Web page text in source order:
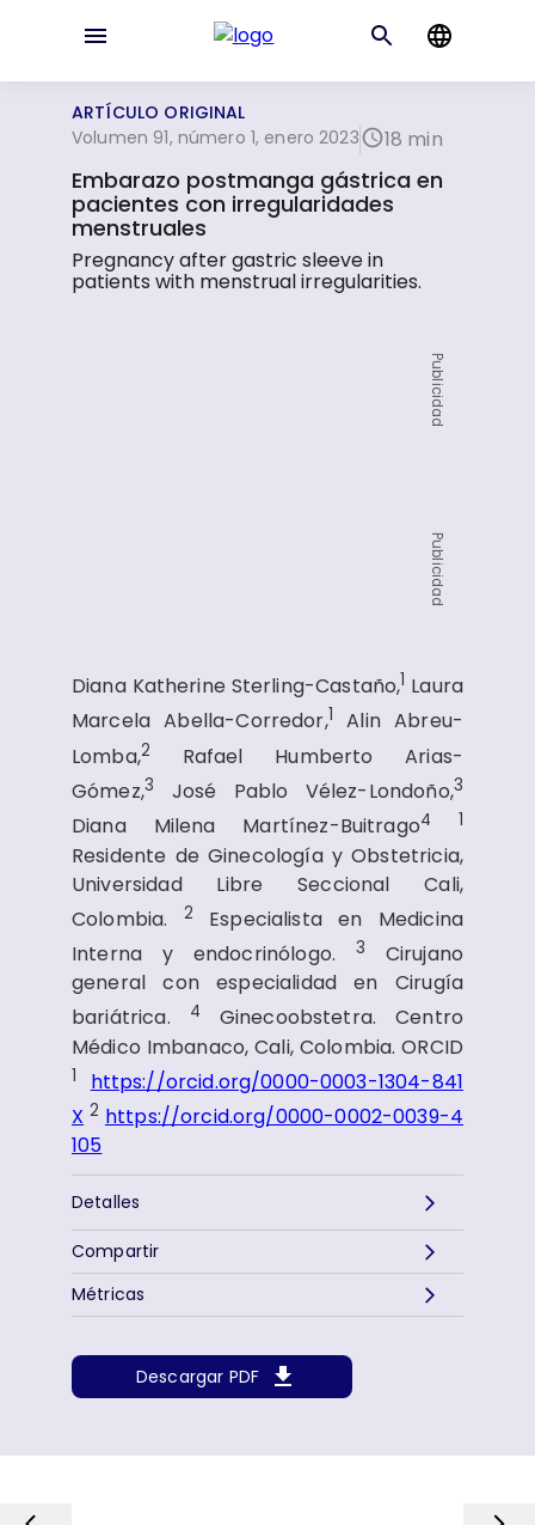
ARTÍCULO ORIGINAL
Volumen 91, número 1, enero 2023
18 min
Embarazo postmanga gástrica en
pacientes con irregularidades
menstruales
Pregnancy after gastric sleeve in
patients with menstrual irregularities.
Publicidad
Publicidad
Diana Katherine Sterling-Castaño,1 Laura
Marcela Abella-Corredor,1 Alin Abreu-
Lomba,2 Rafael Humberto Arias-
Gómez,3 José Pablo Vélez-Londoño,3
Diana Milena Martínez-Buitrago4 1
Residente de Ginecología y Obstetricia,
Universidad Libre Seccional Cali,
Colombia.
2 Especialista en Medicina
Interna y endocrinólogo.
3 Cirujano
general con especialidad en Cirugía
bariátrica.
4 Ginecoobstetra. Centro
Médico Imbanaco, Cali, Colombia. ORCID
1
https://orcid.org/0000-0003-1304-841
X 2 https://orcid.org/0000-0002-0039-4
105
Detalles
Descargar PDF
Métricas
Compartir